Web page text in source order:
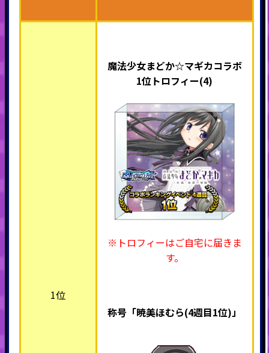
1位
魔法少女まどか☆マギカコラボ
1位トロフィー(4)
※トロフィーはご自宅に届きま
す。
称号「暁美ほむら(4週目1位)」